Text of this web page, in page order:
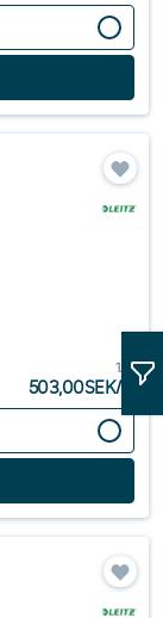
1/st
503,00SEK/st